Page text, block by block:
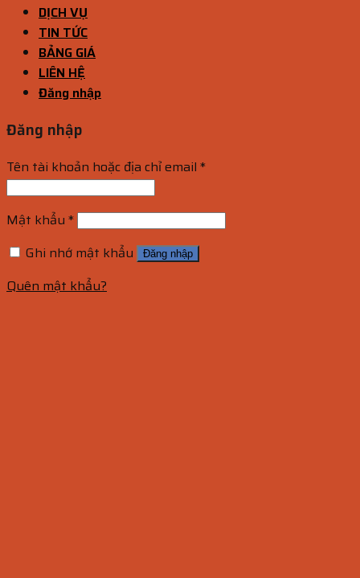
DỊCH VỤ
TIN TỨC
BẢNG GIÁ
LIÊN HỆ
Đăng nhập
Đăng nhập
Tên tài khoản hoặc địa chỉ email *
Mật khẩu *
Ghi nhớ mật khẩu
Đăng nhập
Quên mật khẩu?